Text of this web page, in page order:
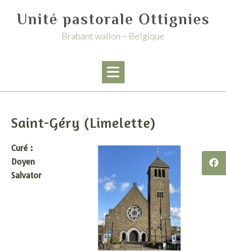
Unité pastorale Ottignies
Brabant wallon – Belgique
Saint-Géry (Limelette)
Curé :
Doyen
Salvator